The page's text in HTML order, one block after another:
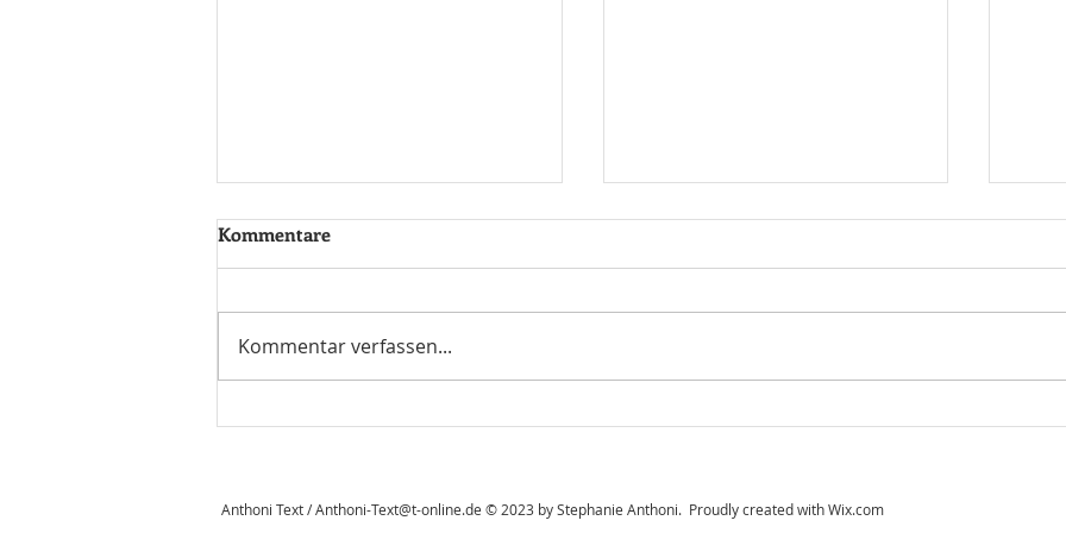
Sneak preview ...
Kommentare
Kommentar verfassen...
Anthoni Text /Anthoni-Text@t-online.de © 2023 by Stephanie Anthoni. Proudly created withWix.com